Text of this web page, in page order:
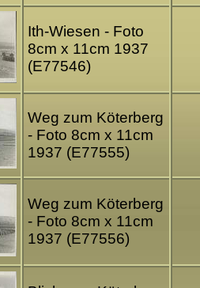
Ith-Wiesen - Foto
8cm x 11cm 1937
(E77546)
Weg zum Köterberg
- Foto 8cm x 11cm
1937 (E77555)
Weg zum Köterberg
- Foto 8cm x 11cm
1937 (E77556)